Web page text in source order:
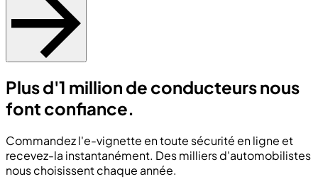
Plus d'1 million de conducteurs nous
font confiance.
Commandez l'e-vignette en toute sécurité en ligne et
recevez-la instantanément. Des milliers d'automobilistes
nous choisissent chaque année.